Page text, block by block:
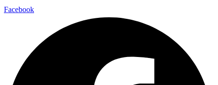
Facebook